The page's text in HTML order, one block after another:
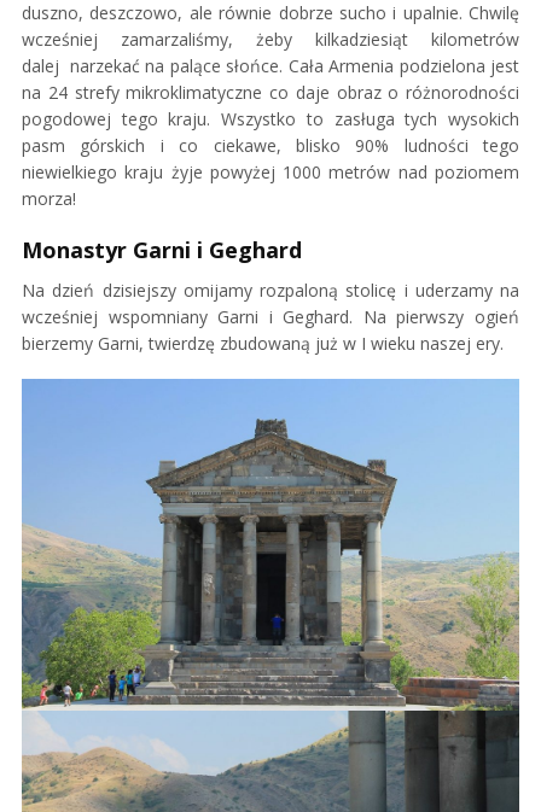
duszno, deszczowo, ale równie dobrze sucho i upalnie. Chwilę
wcześniej zamarzaliśmy, żeby kilkadziesiąt kilometrów
dalej narzekać na palące słońce. Cała Armenia podzielona jest
na 24 strefy mikroklimatyczne co daje obraz o różnorodności
pogodowej tego kraju. Wszystko to zasługa tych wysokich
pasm górskich i co ciekawe, blisko 90% ludności tego
niewielkiego kraju żyje powyżej 1000 metrów nad poziomem
morza!
Monastyr Garni i Geghard
Na dzień dzisiejszy omijamy rozpaloną stolicę i uderzamy na
wcześniej wspomniany Garni i Geghard. Na pierwszy ogień
bierzemy Garni, twierdzę zbudowaną już w I wieku naszej ery.